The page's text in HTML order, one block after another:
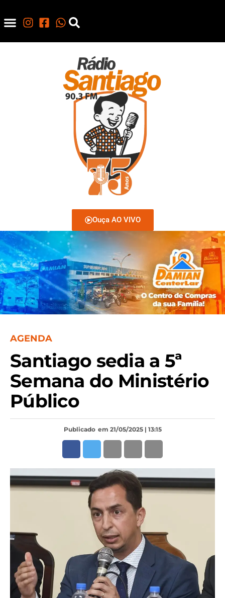
Ouça AO VIVO
AGENDA
Santiago sedia a 5ª
Semana do Ministério
Público
Publicado em 21/05/2025 | 13:15